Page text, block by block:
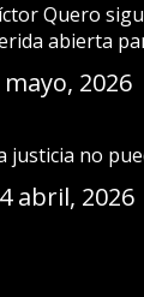
Quero
abierta
mayo, 2026
justicia no
abril, 2026